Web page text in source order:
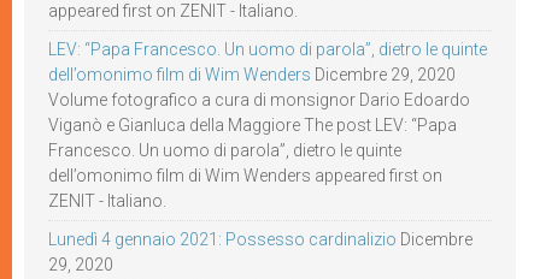
appeared first on ZENIT - Italiano.
LEV: “Papa Francesco. Un uomo di parola”, dietro le quinte
dell’omonimo film di Wim Wenders Dicembre 29, 2020
Volume fotografico a cura di monsignor Dario Edoardo
Viganò e Gianluca della Maggiore The post LEV: “Papa
Francesco. Un uomo di parola”, dietro le quinte
dell’omonimo film di Wim Wenders appeared first on
ZENIT - Italiano.
Lunedì 4 gennaio 2021: Possesso cardinalizio Dicembre
29, 2020